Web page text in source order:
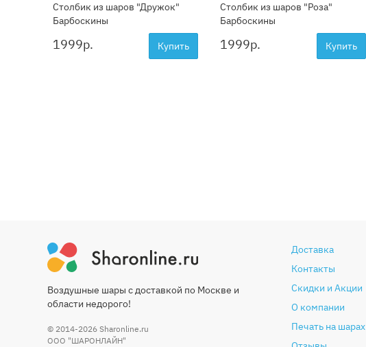
Столбик из шаров "Дружок"
Барбоскины
1999р. Купить
Столбик из шаров "Роза"
Барбоскины
1999р. Купить
Воздушные шары с доставкой по Москве и
области недорого!
© 2014-2026 Sharonline.ru
ООО "ШАРОНЛАЙН"
Доставка
Контакты
Скидки и Акции
О компании
Печать на шарах